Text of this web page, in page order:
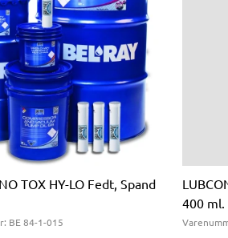
TOX HY-LO Fedt, Spand
BE 84-1-015
400 ml.